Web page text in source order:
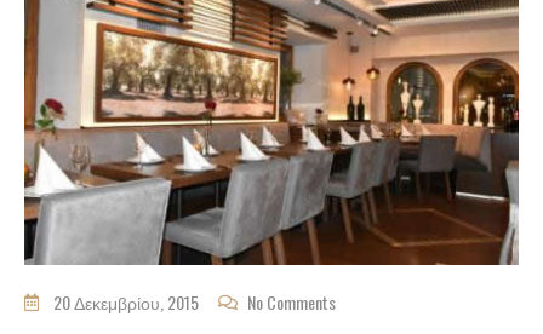
20 Δεκεμβρίου, 2015 No Comments